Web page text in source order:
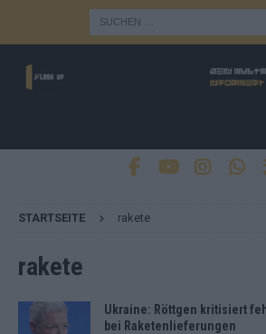
STARTSEITE rakete
rakete
Ukraine: Röttgen kritisiert
bei Raketenlieferungen